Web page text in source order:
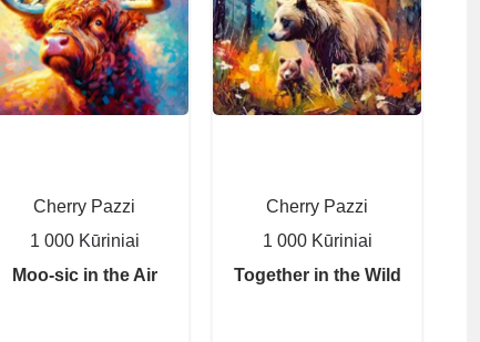
Cherry Pazzi
1 000 Kūriniai
Moo-sic in the Air
Cherry Pazzi
1 000 Kūriniai
Together in the Wild